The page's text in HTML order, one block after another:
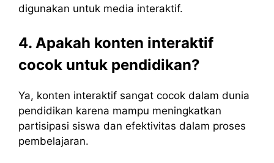
digunakan untuk media interaktif.
4. Apakah konten interaktif
cocok untuk pendidikan?
Ya, konten interaktif sangat cocok dalam dunia
pendidikan karena mampu meningkatkan
partisipasi siswa dan efektivitas dalam proses
pembelajaran.